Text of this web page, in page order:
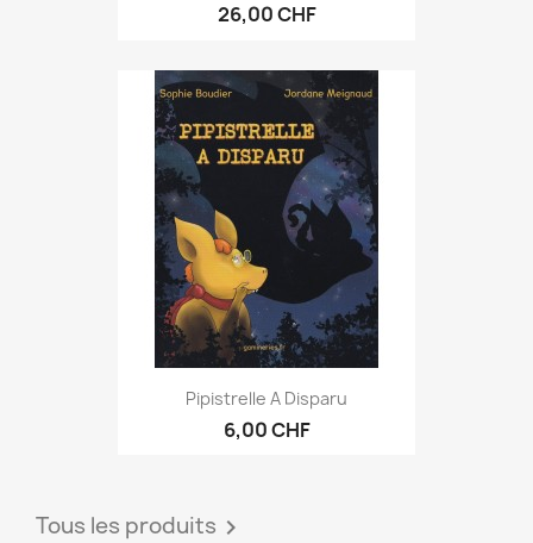
26,00 CHF
Pipistrelle A Disparu
6,00 CHF
Tous les produits 